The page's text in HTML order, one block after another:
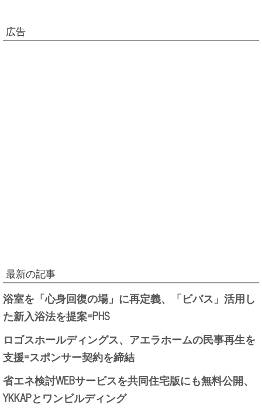
広告
最新の記事
浴室を「心身回復の場」に再定義、「ビバス」活用し
た新入浴法を提案=PHS
ロゴスホールディングス、アエラホームの民事再生を
支援=スポンサー契約を締結
省エネ検討WEBサービスを共同住宅版にも無料公開、
YKKAPとワンビルディング